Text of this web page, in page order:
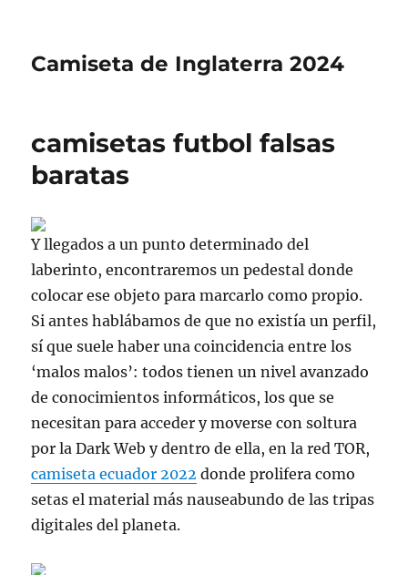
Camiseta de Inglaterra 2024
camisetas futbol falsas
baratas
Y llegados a un punto determinado del
laberinto, encontraremos un pedestal donde
colocar ese objeto para marcarlo como propio.
Si antes hablábamos de que no existía un perfil,
sí que suele haber una coincidencia entre los
‘malos malos’: todos tienen un nivel avanzado
de conocimientos informáticos, los que se
necesitan para acceder y moverse con soltura
por la Dark Web y dentro de ella, en la red TOR,
camiseta ecuador 2022 donde prolifera como
setas el material más nauseabundo de las tripas
digitales del planeta.